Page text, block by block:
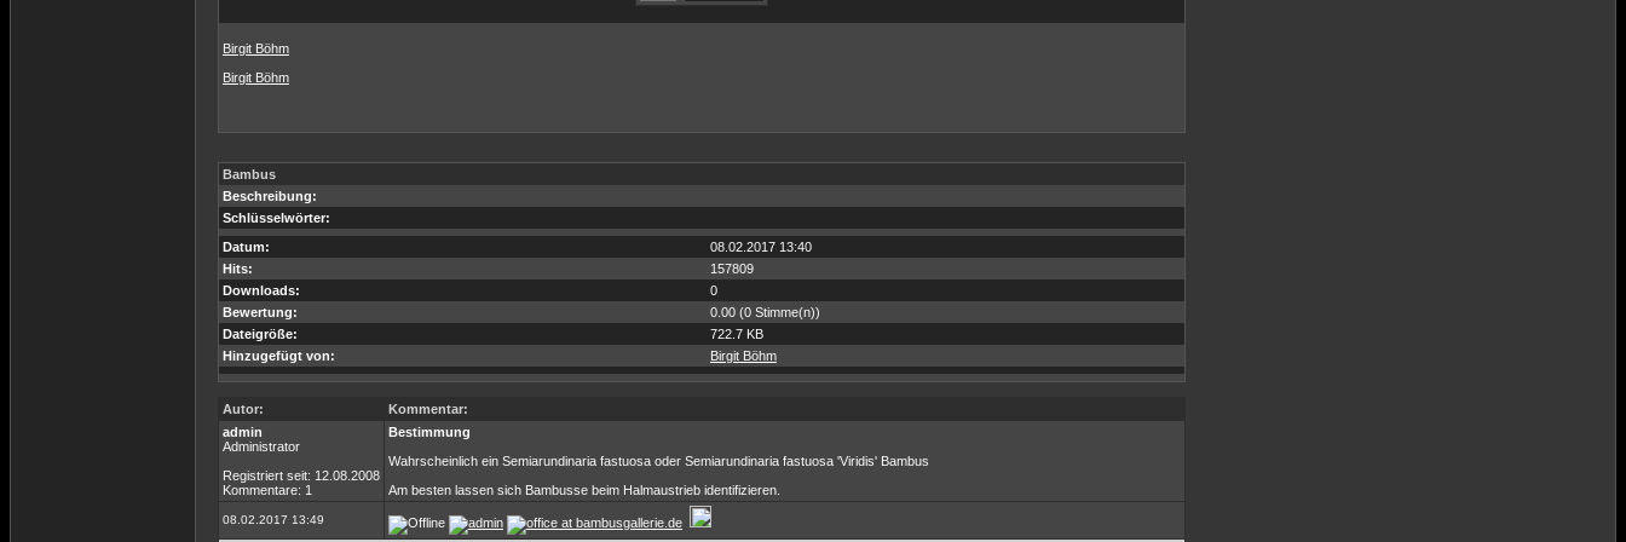
Birgit Böhm
Birgit Böhm
Bambus
Beschreibung:
Schlüsselwörter:
Datum:
08.02.2017 13:40
Hits:
157809
Downloads:
0
Bewertung:
0.00 (0 Stimme(n))
Dateigröße:
722.7 KB
Hinzugefügt von:
Birgit Böhm
Autor:
Kommentar:
admin
Administrator
Registriert seit: 12.08.2008
Kommentare: 1
Bestimmung
Wahrscheinlich ein Semiarundinaria fastuosa oder Semiarundinaria fastuosa 'Viridis' Bambus
Am besten lassen sich Bambusse beim Halmaustrieb identifizieren.
08.02.2017 13:49